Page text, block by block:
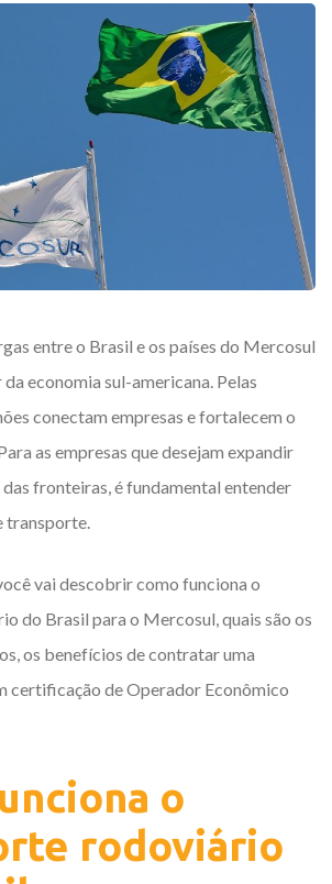
entre o Brasil e os países do Mercosul
economia sul-americana. Pelas
conectam empresas e fortalecem o
as empresas que desejam expandir
das fronteiras, é fundamental entender
transporte.
vai descobrir como funciona o
do Brasil para o Mercosul, quais são os
os benefícios de contratar uma
certificação de Operador Econômico
o
rodoviário